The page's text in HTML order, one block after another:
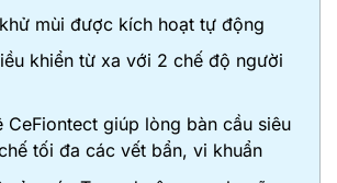
mùi được kích hoạt tự động
khiển từ xa với 2 chế độ người
CeFiontect giúp lòng bàn cầu siêu
tối đa các vết bẩn, vi khuẩn